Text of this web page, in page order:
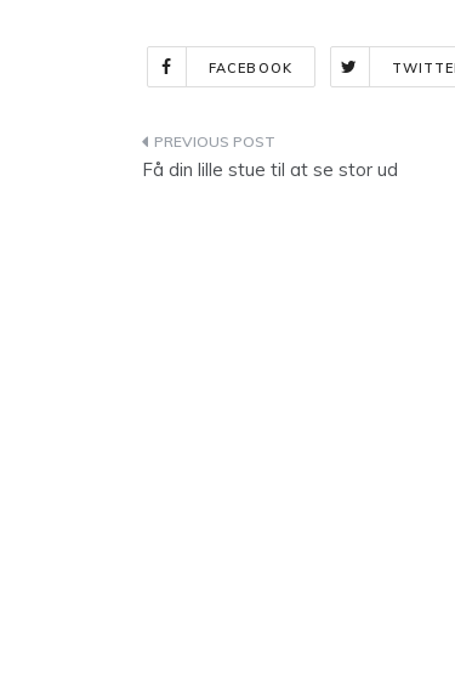
FACEBOOK
Indlægsnavigation
Få din lille stue til at se stor ud